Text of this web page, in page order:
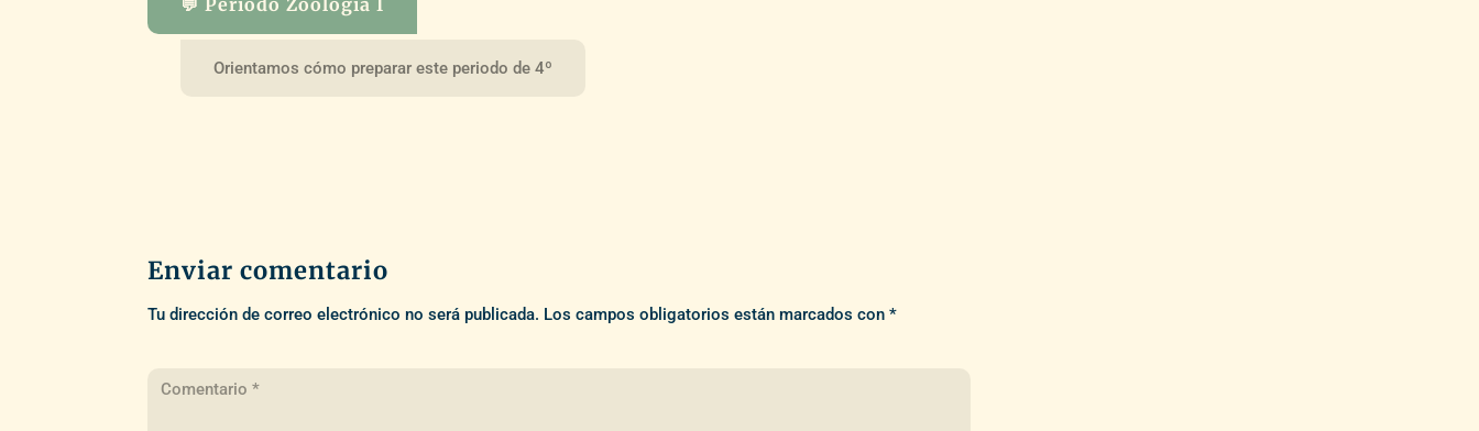
💬 Periodo Zoología I
Orientamos cómo preparar este periodo de 4º
Enviar comentario
Tu dirección de correo electrónico no será publicada. Los campos obligatorios están marcados con*